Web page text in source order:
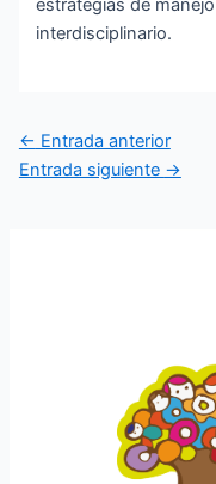
estrategias de
interdisciplinario.
Navegación
de
← Entrada anterior
Entrada siguiente →